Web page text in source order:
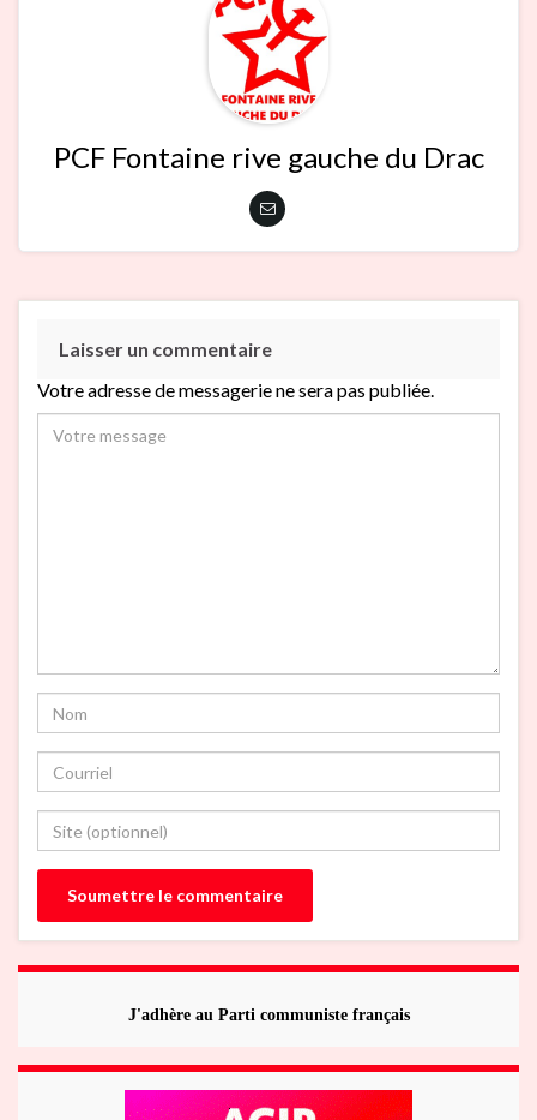
PCF Fontaine rive gauche du Drac
Laisser un commentaire
Votre adresse de messagerie ne sera pas publiée.
J'adhère au Parti communiste français